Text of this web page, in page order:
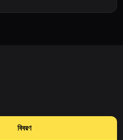
বিবরণ